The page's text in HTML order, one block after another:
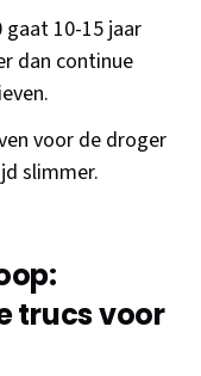
10-15 jaar
dan continue
voor de droger
slimmer.
trucs voor